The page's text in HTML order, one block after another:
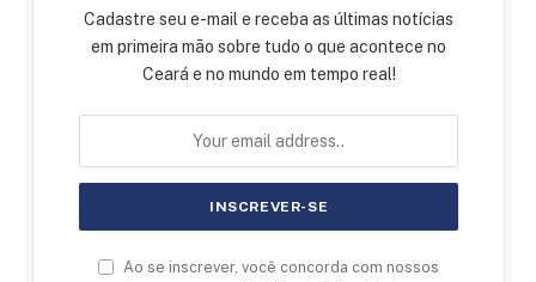
Cadastre seu e-mail e receba as últimas notícias
em primeira mão sobre tudo o que acontece no
Ceará e no mundo em tempo real!
Ao se inscrever, você concorda com nossos